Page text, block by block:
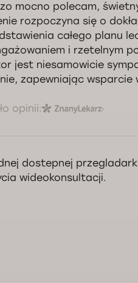
mocno polecam,
rozpoczyna się o
całego planu
i rzetelnym
jest niesamowicie
zapewniając wsparcie
opinii:
dostepnej
wideokonsultacji.